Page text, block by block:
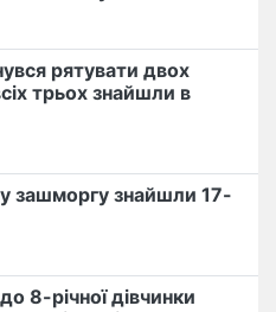
рятувати двох
трьох знайшли в
зашморгу знайшли 17-
8-річної дівчинки